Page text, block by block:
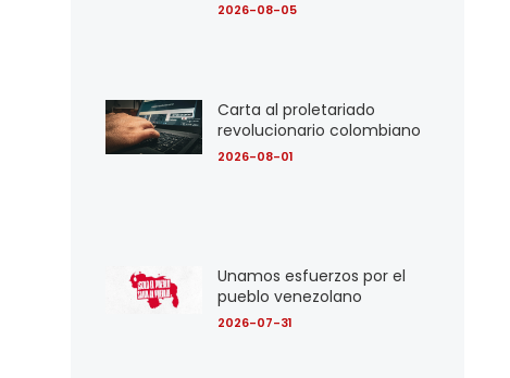
2026-08-05
Carta al proletariado
revolucionario colombiano
2026-08-01
Unamos esfuerzos por el
pueblo venezolano
2026-07-31